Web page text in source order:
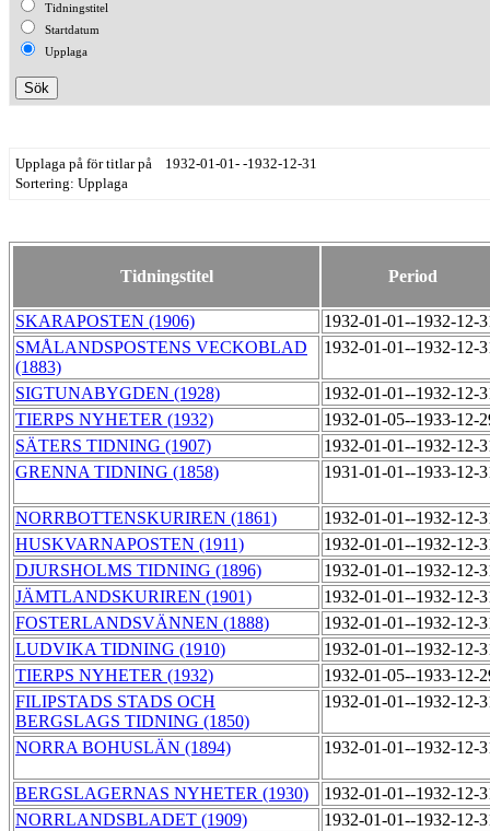
Tidningstitel
Startdatum
Upplaga
Upplaga på för titlar på 1932-01-01- -1932-12-31
Sortering: Upplaga
Tidningstitel Period
SKARAPOSTEN (1906)
1932-01-01--1932-12-
SMÅLANDSPOSTENS VECKOBLAD
(1883)
1932-01-01--1932-12-
SIGTUNABYGDEN (1928)
1932-01-01--1932-12-
TIERPS NYHETER (1932)
1932-01-05--1933-12-
SÄTERS TIDNING (1907)
1932-01-01--1932-12-
GRENNA TIDNING (1858)
1931-01-01--1933-12-
NORRBOTTENSKURIREN (1861)
1932-01-01--1932-12-
HUSKVARNAPOSTEN (1911)
1932-01-01--1932-12-
DJURSHOLMS TIDNING (1896)
1932-01-01--1932-12-
JÄMTLANDSKURIREN (1901)
1932-01-01--1932-12-
FOSTERLANDSVÄNNEN (1888)
1932-01-01--1932-12-
LUDVIKA TIDNING (1910)
1932-01-01--1932-12-
TIERPS NYHETER (1932)
1932-01-05--1933-12-
FILIPSTADS STADS OCH
BERGSLAGS TIDNING (1850)
1932-01-01--1932-12-
NORRA BOHUSLÄN (1894) 1932-01-01--1932-12-
BERGSLAGERNAS NYHETER (1930)
1932-01-01--1932-12-
NORRLANDSBLADET (1909)
1932-01-01--1932-12-